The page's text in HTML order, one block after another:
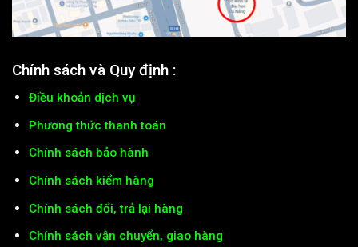
Chính sách và Quy định :
Điều khoản dịch vụ
Phương thức thanh toán
Chính sách bảo hành
Chính sách kiểm hàng
Chính sách đổi, trả lại hàng
Chính sách vận chuyển, giao hàng